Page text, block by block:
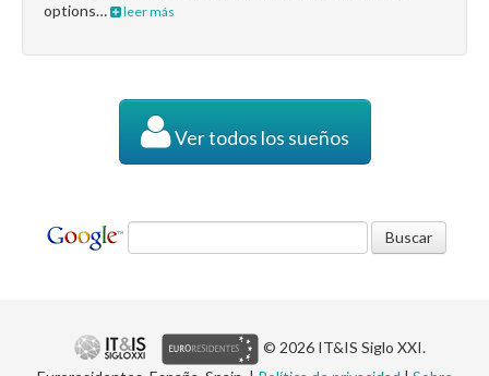
options…
leer más
Ver todos los sueños
© 2026 IT&IS Siglo XXI.